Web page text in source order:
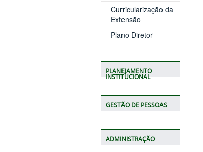
Curricularização da
Extensão
Plano Diretor
PLANEJAMENTO
INSTITUCIONAL
GESTÃO DE PESSOAS
ADMINISTRAÇÃO